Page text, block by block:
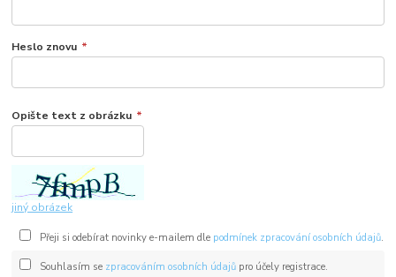
Heslo znovu *
Opište text z obrázku *
jiný obrázek
Přeji si odebírat novinky e-mailem dle podmínek zpracování osobních údajů.
Souhlasím se zpracováním osobních údajůpro účely registrace.